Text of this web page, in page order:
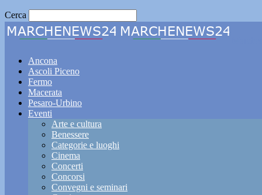
Cerca
Ancona
Ascoli Piceno
Fermo
Macerata
Pesaro-Urbino
Eventi
Arte e cultura
Benessere
Categorie e luoghi
Cinema
Concerti
Concorsi
Convegni e seminari